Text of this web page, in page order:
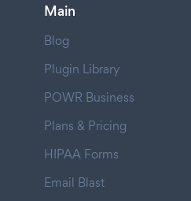
Main
Blog
Plugin Library
POWR Business
Plans & Pricing
HIPAA Forms
Email Blast